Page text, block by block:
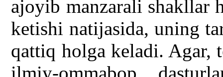
ajoyib manzarali shakllar
ketishi natijasida, uning
qattiq holga keladi. Agar,
ilmiy-ommabop